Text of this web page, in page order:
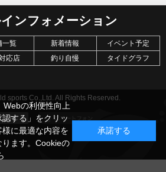
ンフォメーション
一覧 新着情報
イベント予定
応店 釣り自慢
タイドグラフ
sports Co.,Ltd. All Rights Reserved.
Webの利便性向上
する」をクリッ
に最適な内容を
ます。Cookieの
承諾する